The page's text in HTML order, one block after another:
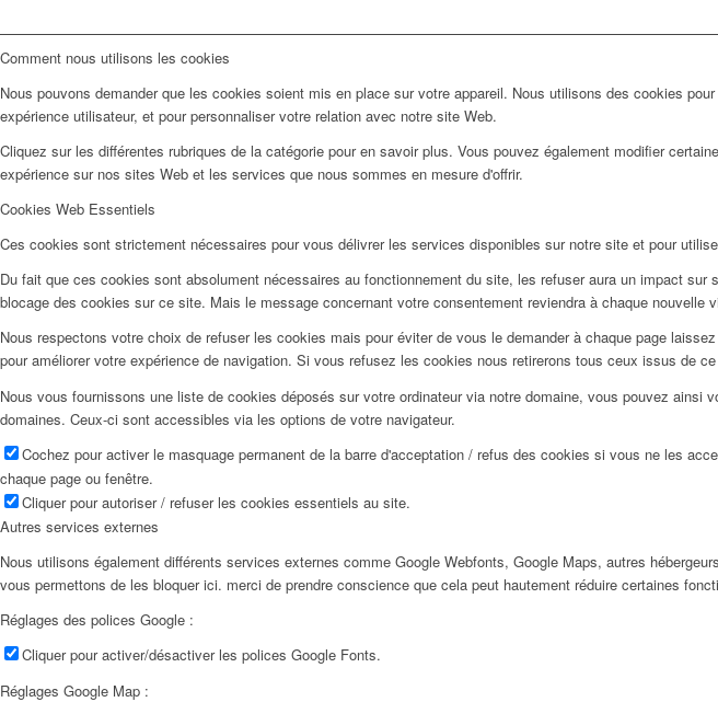
Comment nous utilisons les cookies
Nous pouvons demander que les cookies soient mis en place sur votre appareil. Nous utilisons des cookies
expérience utilisateur, et pour personnaliser votre relation avec notre site Web.
Cliquez sur les différentes rubriques de la catégorie pour en savoir plus. Vous pouvez également modifier
expérience sur nos sites Web et les services que nous sommes en mesure d'offrir.
Cookies Web Essentiels
Ces cookies sont strictement nécessaires pour vous délivrer les services disponibles sur notre site et pour
Du fait que ces cookies sont absolument nécessaires au fonctionnement du site, les refuser aura un impact
blocage des cookies sur ce site. Mais le message concernant votre consentement reviendra à chaque nouvelle
Nous respectons votre choix de refuser les cookies mais pour éviter de vous le demander à chaque page
pour améliorer votre expérience de navigation. Si vous refusez les cookies nous retirerons tous ceux issus de
Nous vous fournissons une liste de cookies déposés sur votre ordinateur via notre domaine, vous pouvez
domaines. Ceux-ci sont accessibles via les options de votre navigateur.
Cochez pour activer le masquage permanent de la barre d'acceptation / refus des cookies si vous ne les
chaque page ou fenêtre.
Cliquer pour autoriser / refuser les cookies essentiels au site.
Autres services externes
Nous utilisons également différents services externes comme Google Webfonts, Google Maps, autres
vous permettons de les bloquer ici. merci de prendre conscience que cela peut hautement réduire certaines
Réglages des polices Google :
Cliquer pour activer/désactiver les polices Google Fonts.
Réglages Google Map :